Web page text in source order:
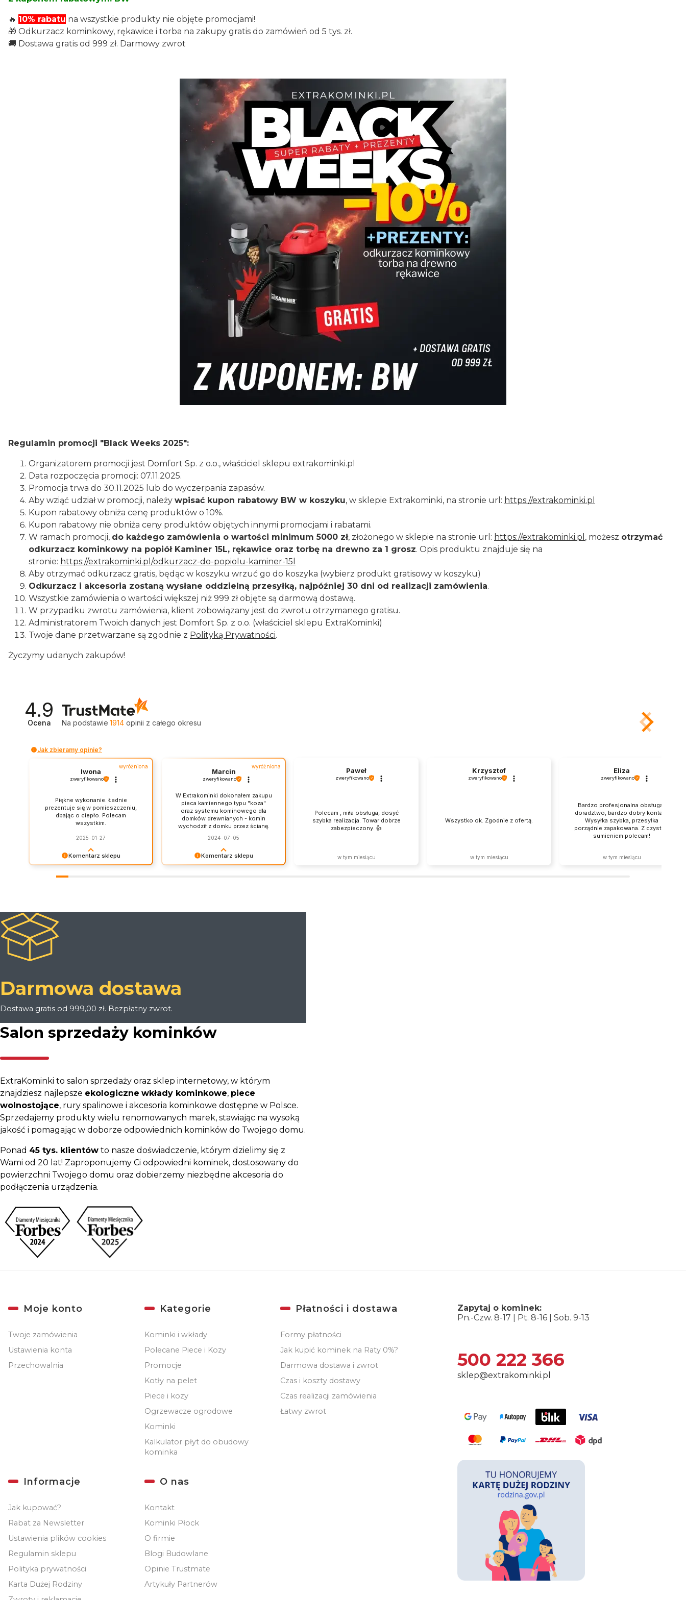
🔥 10% rabatu na wszystkie produkty nie objęte promocjami!
🎁 Odkurzacz kominkowy, rękawice i torba na zakupy gratis do zamówień od 5 tys. zł.
🚚 Dostawa gratis od 999 zł. Darmowy zwrot
Regulamin promocji "Black Weeks 2025":
Organizatorem promocji jest Domfort Sp. z o.o., właściciel sklepu extrakominki.pl
Data rozpoczęcia promocji: 07.11.2025.
Promocja trwa do 30.11.2025 lub do wyczerpania zapasów.
Aby wziąć udział w promocji, należy wpisać kupon rabatowy BW w koszyku, w sklepie Extrakominki, na stronie url: https://extrakominki.pl
Kupon rabatowy obniża cenę produktów o 10%.
Kupon rabatowy nie obniża ceny produktów objętych innymi promocjami i rabatami.
W ramach promocji, do każdego zamówienia o wartości minimum 5000 zł, złożonego w sklepie na stronie url: https://extrakominki.pl , możesz otrzymać
odkurzacz kominkowy na popiół Kaminer 15L, rękawice oraz torbę na drewno za 1 grosz. Opis produktu znajduje się na
stronie: https://extrakominki.pl/odkurzacz-do-popiolu-kaminer-15l
Aby otrzymać odkurzacz gratis, będąc w koszyku wrzuć go do koszyka (wybierz produkt gratisowy w koszyku)
Odkurzacz i akcesoria zostaną wysłane oddzielną przesyłką, najpóźniej 30 dni od realizacji zamówienia.
Wszystkie zamówienia o wartości większej niż 999 zł objęte są darmową dostawą.
W przypadku zwrotu zamówienia, klient zobowiązany jest do zwrotu otrzymanego gratisu.
Administratorem Twoich danych jest Domfort Sp. z o.o. (właściciel sklepu ExtraKominki)
Twoje dane przetwarzane są zgodnie z Polityką Prywatności.
Życzymy udanych zakupów!
4.9
Ocena Na podstawie 1914 opinii z całego okresu
Jak zbieramy opinie?
Komentarz sklepu
wyróżniona
Iwona
zweryfikowano
Piękne wykonanie. Ładnie
prezentuje się w pomieszczeniu,
dbając o ciepło. Polecam
wszystkim.
2025-01-27
Komentarz sklepu
wyróżniona
Marcin
zweryfikowano
W Extrakominki dokonałem zakupu
pieca kamiennego typu "koza"
oraz systemu kominowego dla
domków drewnianych - komin
wychodził z domku przez ścianę.
telefonicznych. Za każdym razem
była to miła i rzeczowa obsługa.
Mieliśmy pewne nieporozumienie
związane z systemem kominowym,
2024-07-05
Paweł
zweryfikowano
Polecam , miła obsługa, dosyć
szybka realizacja. Towar dobrze
zabezpieczony. 👍️
w tym miesiącu
Krzysztof
zweryfikowano
Wszystko ok. Zgodnie z ofertą.
w tym miesiącu
Eliza
zweryfikowano
Bardzo profesjonalna obsługa i
doradztwo, bardzo dobry kontakt.
Wysyłka szybka, przesyłka
porządnie zapakowana. Z czystym
sumieniem polecam!
w tym miesiącu
Darmowa dostawa
Dostawa gratis od 999,00 zł. Bezpłatny zwrot.
Salon sprzedaży kominków
ExtraKominki to salon sprzedaży oraz sklep internetowy, w którym
znajdziesz najlepsze ekologiczne wkłady kominkowe, piece
wolnostojące, rury spalinowe i akcesoria kominkowe dostępne w Polsce.
Sprzedajemy produkty wielu renomowanych marek, stawiając na wysoką
jakość i pomagając w doborze odpowiednich kominków do Twojego domu.
Ponad 45 tys. klientów to nasze doświadczenie, którym dzielimy się z
Wami od 20 lat! Zaproponujemy Ci odpowiedni kominek, dostosowany do
powierzchni Twojego domu oraz dobierzemy niezbędne akcesoria do
podłączenia urządzenia.
Linki w stopce
Moje konto
Twoje zamówienia
Ustawienia konta
Przechowalnia
Kategorie
Kominki i wkłady
Polecane Piece i Kozy
Promocje
Kotły na pelet
Piece i kozy
Ogrzewacze ogrodowe
Kominki
Kalkulator płyt do obudowy
kominka
Płatności i dostawa
Formy płatności
Jak kupić kominek na Raty 0%?
Darmowa dostawa i zwrot
Czas i koszty dostawy
Czas realizacji zamówienia
Łatwy zwrot
Informacje
Jak kupować?
Rabat za Newsletter
Ustawienia plików cookies
Regulamin sklepu
Polityka prywatności
Karta Dużej Rodziny
O nas
Kontakt
Kominki Płock
O firmie
Blogi Budowlane
Opinie Trustmate
Artykuły Partnerów
Zapytaj o kominek:
Pn.-Czw. 8-17 | Pt. 8-16 | Sob. 9-13
500 222 366
sklep@extrakominki.pl